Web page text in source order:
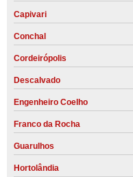
Capivari
Conchal
Cordeirópolis
Descalvado
Engenheiro Coelho
Franco da Rocha
Guarulhos
Hortolândia